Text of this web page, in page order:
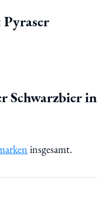
Schwarzbier in
insgesamt.